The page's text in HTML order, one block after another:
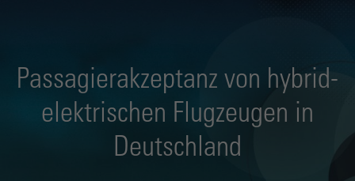
Passagierakzeptanz von hybrid-
elektrischen Flugzeugen in
Deutschland